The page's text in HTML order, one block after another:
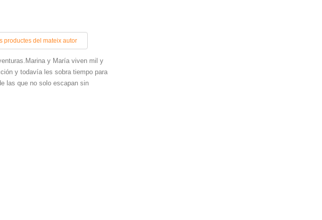
productes del mateix autor
y María viven mil y
y todavía les sobra tiempo para
las que no solo escapan sin